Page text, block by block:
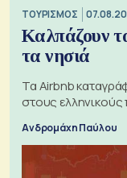
ΤΟΥΡΙΣΜΟΣ
Καλπάζουν
τα νησιά
Τα Airbnb
στους
Ανδρομάχη Παύλου